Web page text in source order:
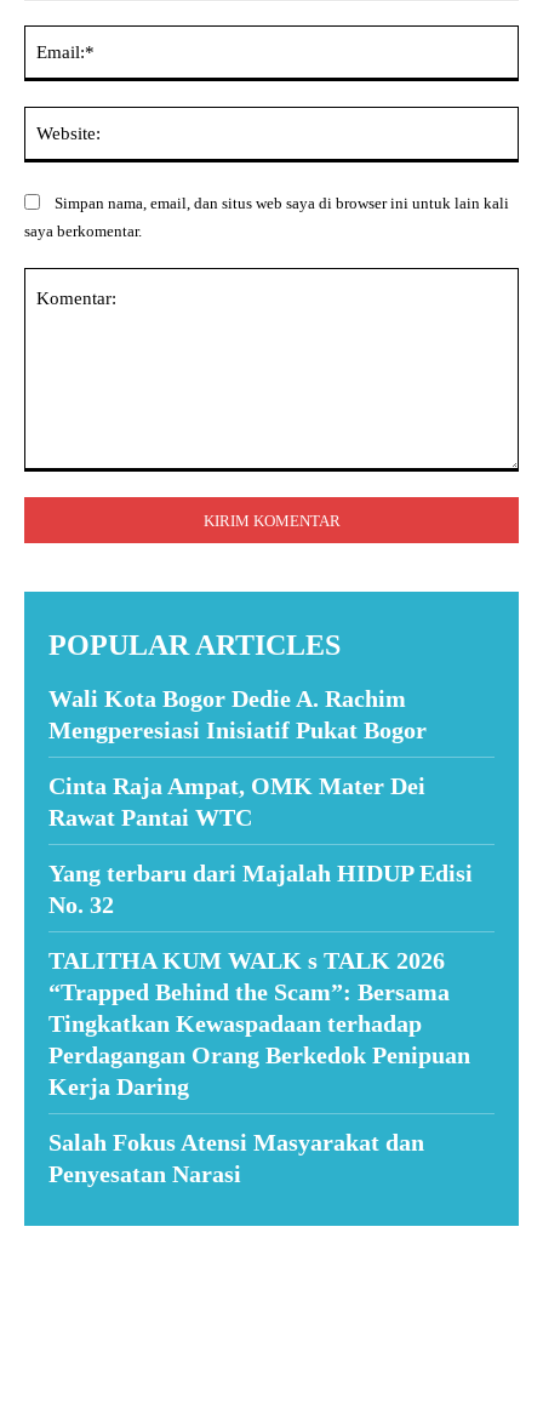
Simpan nama, email, dan situs web saya di browser ini untuk lain kali
saya berkomentar.
POPULAR ARTICLES
Wali Kota Bogor Dedie A. Rachim
Mengperesiasi Inisiatif Pukat Bogor
Cinta Raja Ampat, OMK Mater Dei
Rawat Pantai WTC
Yang terbaru dari Majalah HIDUP Edisi
No. 32
TALITHA KUM WALK s TALK 2026
“Trapped Behind the Scam”: Bersama
Tingkatkan Kewaspadaan terhadap
Perdagangan Orang Berkedok Penipuan
Kerja Daring
Salah Fokus Atensi Masyarakat dan
Penyesatan Narasi